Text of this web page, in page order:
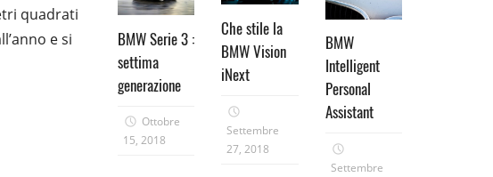
quadrati
e si
BMW Serie 3 :
settima
generazione
Ottobre
15, 2018
Che stile la
BMW Vision
iNext
Settembre
27, 2018
BMW
Intelligent
Personal
Assistant
Settembre